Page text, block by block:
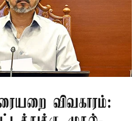
விவகாரம்: